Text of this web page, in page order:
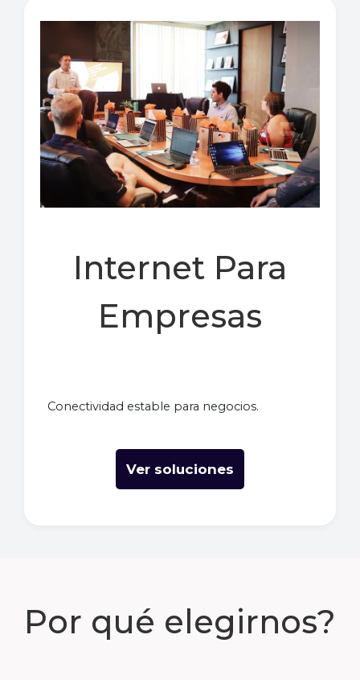
Internet Para
Empresas
Conectividad estable para negocios.
Ver soluciones
Por qué elegirnos?